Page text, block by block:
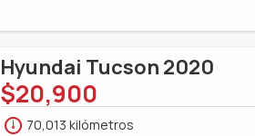
Hyundai Tucson 2020
$20,900
70,013 kilómetros